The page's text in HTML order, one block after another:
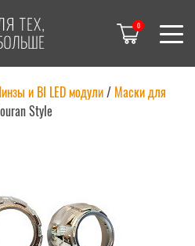
0
и BI LED модули/ Маски для
Style